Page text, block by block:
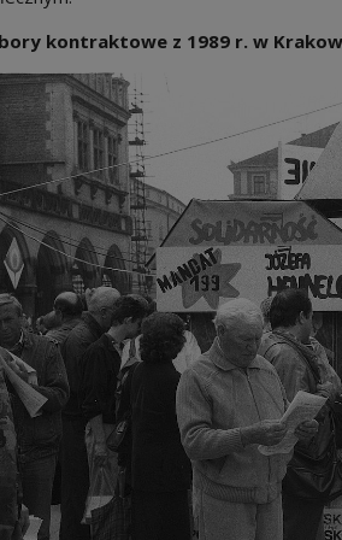
kontraktowe z 1989 r. w